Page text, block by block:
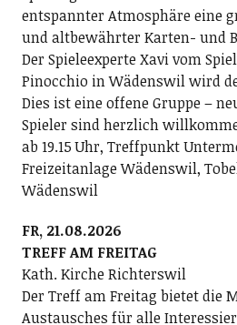
entspannter Atmosphäre eine
und altbewährter Karten- und
Der Spieleexperte Xavi vom
Pinocchio in Wädenswil wird
Dies ist eine offene Gruppe –
Spieler sind herzlich
ab 19.15 Uhr, Treffpunkt
Freizeitanlage Wädenswil,
Wädenswil
FR, 21.08.2026
TREFF AM FREITAG
Kath. Kirche Richterswil
Der Treff am Freitag bietet die
Austausches für alle